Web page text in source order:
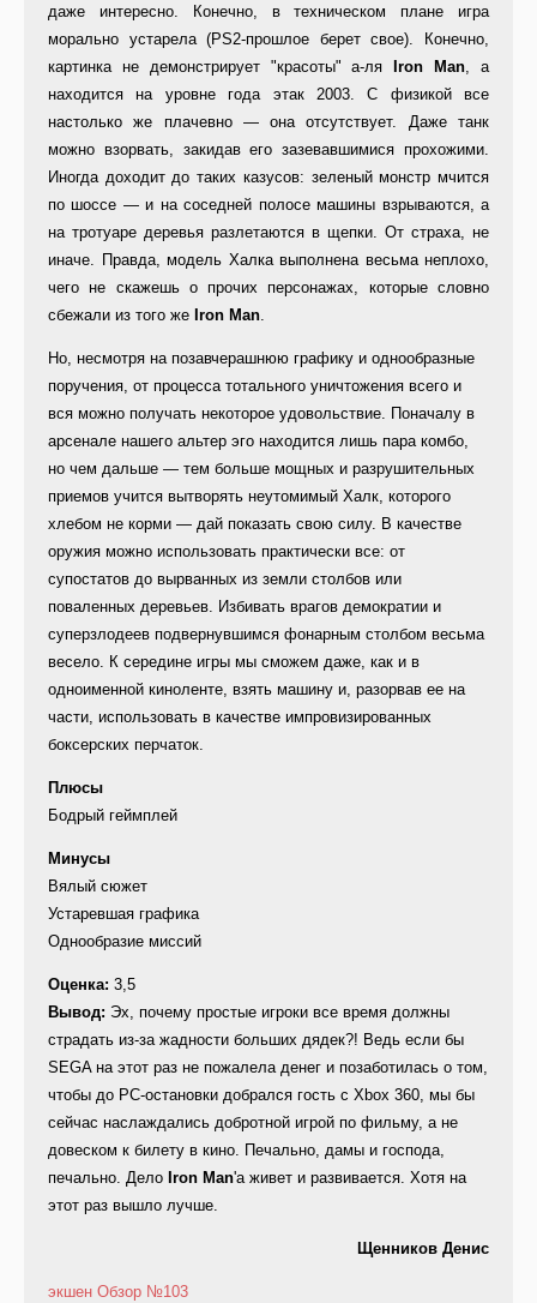
даже интересно. Конечно, в техническом плане игра
морально устарела (PS2-прошлое берет свое). Конечно,
картинка не демонстрирует "красоты" а-ляIron Man , а
находится на уровне года этак 2003. С физикой все
настолько же плачевно — она отсутствует. Даже танк
можно взорвать, закидав его зазевавшимися прохожими.
Иногда доходит до таких казусов: зеленый монстр мчится
по шоссе — и на соседней полосе машины взрываются, а
на тротуаре деревья разлетаются в щепки. От страха, не
иначе. Правда, модель Халка выполнена весьма неплохо,
чего не скажешь о прочих персонажах, которые словно
сбежали из того же Iron Man
Но, несмотря на позавчерашнюю графику и однообразные
поручения, от процесса тотального уничтожения всего и
вся можно получать некоторое удовольствие. Поначалу в
арсенале нашего альтер эго находится лишь пара комбо,
но чем дальше — тем больше мощных и разрушительных
приемов учится вытворять неутомимый Халк, которого
хлебом не корми — дай показать свою силу. В качестве
оружия можно использовать практически все: от
супостатов до вырванных из земли столбов или
поваленных деревьев. Избивать врагов демократии и
суперзлодеев подвернувшимся фонарным столбом весьма
весело. К середине игры мы сможем даже, как и в
одноименной киноленте, взять машину и, разорвав ее на
части, использовать в качестве импровизированных
боксерских перчаток.
Плюсы
Бодрый геймплей
Минусы
Вялый сюжет
Устаревшая графика
Однообразие миссий
Оценка: 3,5
Вывод: Эх, почему простые игроки все время должны
страдать из-за жадности больших дядек?! Ведь если бы
SEGA на этот раз не пожалела денег и позаботилась о том,
чтобы до PC-остановки добрался гость с Xbox 360, мы бы
сейчас наслаждались добротной игрой по фильму, а не
довеском к билету в кино. Печально, дамы и господа,
печально. Дело Iron Man'а живет и развивается. Хотя на
этот раз вышло лучше.
Щенников Денис
экшен Обзор №103